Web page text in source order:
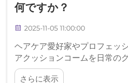
何ですか？
2025-11-05 11:00:00
ヘアケア愛好家やプロフェッ
アクッションコームを日常の
入れることによる顕著なメリ
ます。この革新的なヘアツー
さらに表示